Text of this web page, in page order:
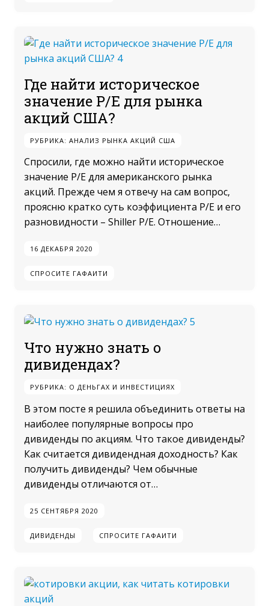
Где найти историческое
значение P/E для рынка
акций США?
РУБРИКА: АНАЛИЗ РЫНКА АКЦИЙ США
Спросили, где можно найти историческое
значение P/E для американского рынка
акций. Прежде чем я отвечу на сам вопрос,
проясню кратко суть коэффициента P/E и его
разновидности – Shiller P/E. Отношение…
16 ДЕКАБРЯ 2020
СПРОСИТЕ ГАФАИТИ
Что нужно знать о
дивидендах?
РУБРИКА: О ДЕНЬГАХ И ИНВЕСТИЦИЯХ
В этом посте я решила объединить ответы на
наиболее популярные вопросы про
дивиденды по акциям. Что такое дивиденды?
Как считается дивидендная доходность? Как
получить дивиденды? Чем обычные
дивиденды отличаются от…
25 СЕНТЯБРЯ 2020
ДИВИДЕНДЫ СПРОСИТЕ ГАФАИТИ